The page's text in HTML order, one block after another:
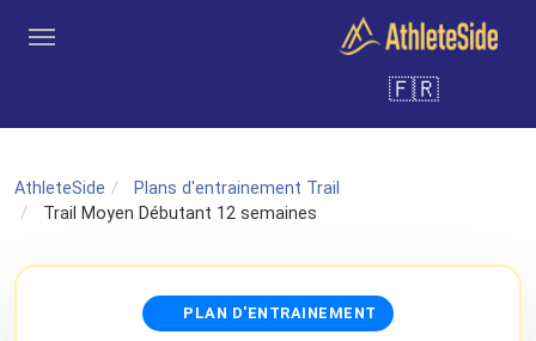
Inscription
🇫🇷
AthleteSide
Plans d'entrainement Trail
Trail Moyen Débutant 12 semaines
PLAN D'ENTRAINEMENT